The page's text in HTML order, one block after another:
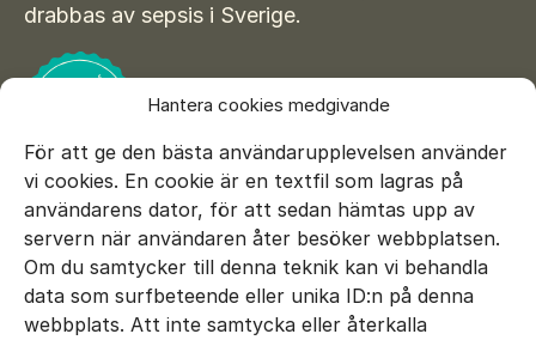
Hantera cookies medgivande
För att ge den bästa användarupplevelsen använder
vi cookies. En cookie är en textfil som lagras på
användarens dator, för att sedan hämtas upp av
servern när användaren åter besöker webbplatsen.
Om du samtycker till denna teknik kan vi behandla
data som surfbeteende eller unika ID:n på denna
webbplats. Att inte samtycka eller återkalla
drabbas av sepsis i Sverige.
E-mail: info@sepsisfonden.se